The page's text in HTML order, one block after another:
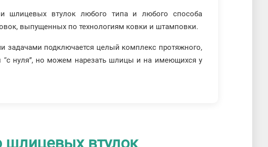
шлицевых втулок любого типа и любого способа
выпущенных по технологиям ковки и штамповки.
задачами подключается целый комплекс протяжного,
“с нуля”, но можем нарезать шлицы и на имеющихся у
шлицевых втулок